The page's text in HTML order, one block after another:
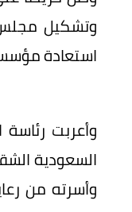
استعادة
وأعربت
السعودية
وأسرته من